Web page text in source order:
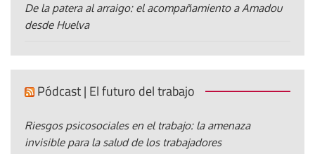
De la patera al arraigo: el acompañamiento a Amadou
desde Huelva
Pódcast | El futuro del trabajo
Riesgos psicosociales en el trabajo: la amenaza
invisible para la salud de los trabajadores